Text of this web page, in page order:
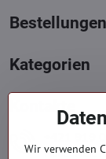
Bestellungen
Kategorien
Kontakte
Mont. - Freit. :
Wir verwenden